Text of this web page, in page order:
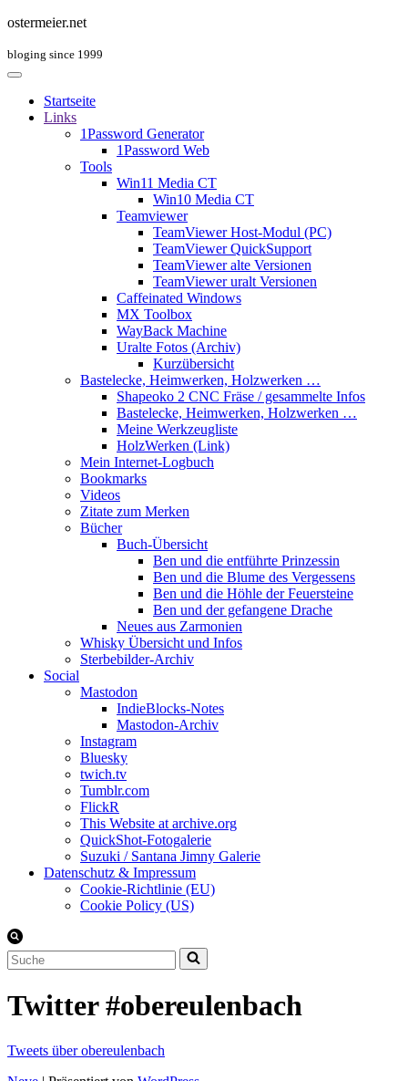
ostermeier.net
bloging since 1999
Startseite
Links
1Password Generator
1Password Web
Tools
Win11 Media CT
Win10 Media CT
Teamviewer
TeamViewer Host-Modul (PC)
TeamViewer QuickSupport
TeamViewer alte Versionen
TeamViewer uralt Versionen
Caffeinated Windows
MX Toolbox
WayBack Machine
Uralte Fotos (Archiv)
Kurzübersicht
Bastelecke, Heimwerken, Holzwerken …
Shapeoko 2 CNC Fräse / gesammelte Infos
Bastelecke, Heimwerken, Holzwerken …
Meine Werkzeugliste
HolzWerken (Link)
Mein Internet-Logbuch
Bookmarks
Videos
Zitate zum Merken
Bücher
Buch-Übersicht
Ben und die entführte Prinzessin
Ben und die Blume des Vergessens
Ben und die Höhle der Feuersteine
Ben und der gefangene Drache
Neues aus Zarmonien
Whisky Übersicht und Infos
Sterbebilder-Archiv
Social
Mastodon
IndieBlocks-Notes
Mastodon-Archiv
Instagram
Bluesky
twich.tv
Tumblr.com
FlickR
This Website at archive.org
QuickShot-Fotogalerie
Suzuki / Santana Jimny Galerie
Datenschutz & Impressum
Cookie-Richtlinie (EU)
Cookie Policy (US)
Suchen
nach …
Twitter #obereulenbach
Tweets über obereulenbach